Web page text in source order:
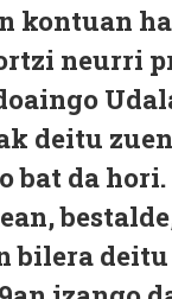
kontuan
neurri
deitu
bat da hori.
bilera deitu